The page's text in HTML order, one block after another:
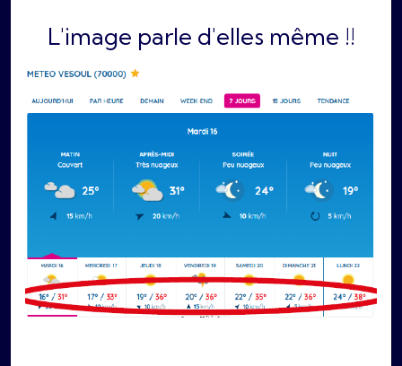
L'image parle d'elles même !!